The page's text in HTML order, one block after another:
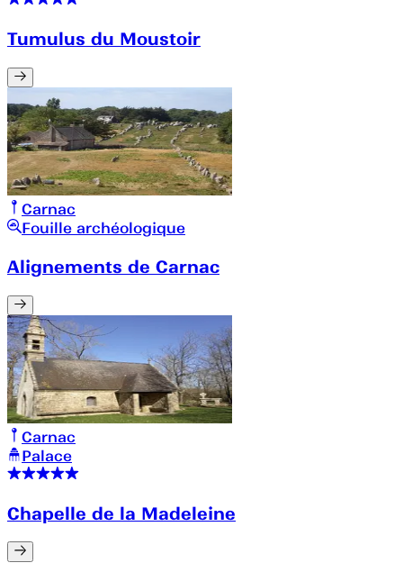
Tumulus du Moustoir
Carnac
Fouille archéologique
Alignements de Carnac
Carnac
Palace
Chapelle de la Madeleine